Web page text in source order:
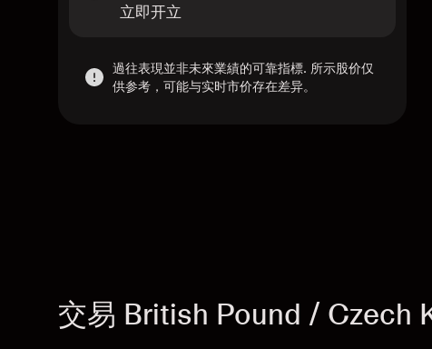
立即开立
過往表現並非未來業績的可靠指標. 所示股价仅
供参考，可能与实时市价存在差异。
交易 British Pound / Czech